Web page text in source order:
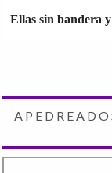
Ellas sin bandera